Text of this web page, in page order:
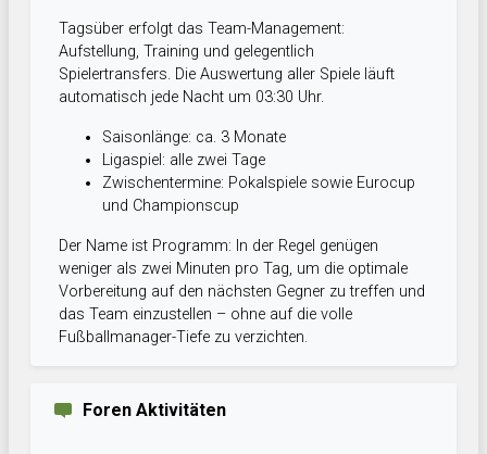
Tagsüber erfolgt das Team-Management:
Aufstellung, Training und gelegentlich
Spielertransfers. Die Auswertung aller Spiele läuft
automatisch jede Nacht um 03:30 Uhr.
Saisonlänge: ca. 3 Monate
Ligaspiel: alle zwei Tage
Zwischentermine: Pokalspiele sowie Eurocup
und Championscup
Der Name ist Programm: In der Regel genügen
weniger als zwei Minuten pro Tag, um die optimale
Vorbereitung auf den nächsten Gegner zu treffen und
das Team einzustellen – ohne auf die volle
Fußballmanager-Tiefe zu verzichten.
Foren Aktivitäten